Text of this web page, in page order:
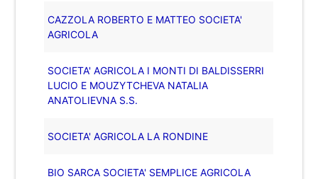
CAZZOLA ROBERTO E MATTEO SOCIETA'
AGRICOLA
SOCIETA' AGRICOLA I MONTI DI BALDISSERRI
LUCIO E MOUZYTCHEVA NATALIA
ANATOLIEVNA S.S.
SOCIETA' AGRICOLA LA RONDINE
BIO SARCA SOCIETA' SEMPLICE AGRICOLA